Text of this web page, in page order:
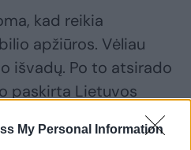
My Personal Information
kad reikia
apžiūros. Vėliau
išvadų. Po to atsirado
paskirta Lietuvos
ekspertizė. Kai ši
patvirtino gavęs jos